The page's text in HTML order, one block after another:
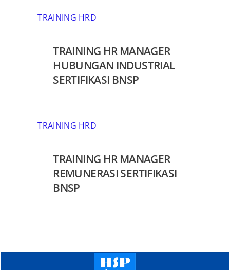
TRAINING HRD
TRAINING HR MANAGER
HUBUNGAN INDUSTRIAL
SERTIFIKASI BNSP
TRAINING HRD
TRAINING HR MANAGER
REMUNERASI SERTIFIKASI
BNSP